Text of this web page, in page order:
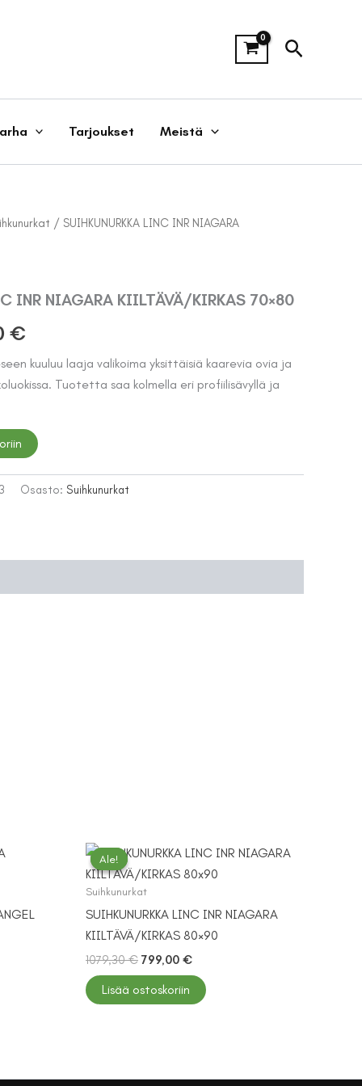
Hae
Tarjoukset Meistä
/ SUIHKUNURKKA LINC INR NIAGARA
INR NIAGARA KIILTÄVÄ/KIRKAS 70×80
€.
€
hinta
on:
799,00 €.
kuuluu laaja valikoima yksittäisiä kaarevia ovia ja
Tuotetta saa kolmella eri profiilisävyllä ja
Osasto: Suihkunurkat
Ale!
Ale!
Suihkunurkat
SUIHKUNURKKA LINC INR NIAGARA
KIILTÄVÄ/KIRKAS 80×90
1079,30€ Alkuperäinen
hinta
oli:
1079,30 €.
799,00 €Nykyinen
hinta
on:
799,00 €.
Lisää ostoskoriin